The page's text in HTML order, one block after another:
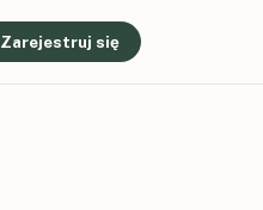
Zarejestruj się